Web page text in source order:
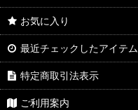
お気に入り
最近チェックしたアイテム
特定商取引法表示
ご利用案内